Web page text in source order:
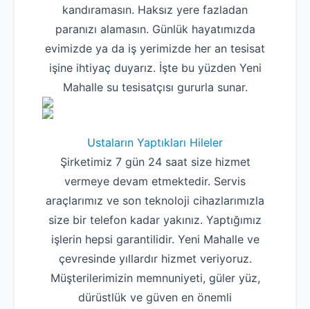
kandıramasın. Haksız yere fazladan
paranızı alamasın. Günlük hayatımızda
evimizde ya da iş yerimizde her an tesisat
işine ihtiyaç duyarız. İşte bu yüzden Yeni
Mahalle su tesisatçısı gururla sunar.
Ustaların Yaptıkları Hileler
Şirketimiz 7 gün 24 saat size hizmet
vermeye devam etmektedir. Servis
araçlarımız ve son teknoloji cihazlarımızla
size bir telefon kadar yakınız. Yaptığımız
işlerin hepsi garantilidir. Yeni Mahalle ve
çevresinde yıllardır hizmet veriyoruz.
Müşterilerimizin memnuniyeti, güler yüz,
dürüstlük ve güven en önemli